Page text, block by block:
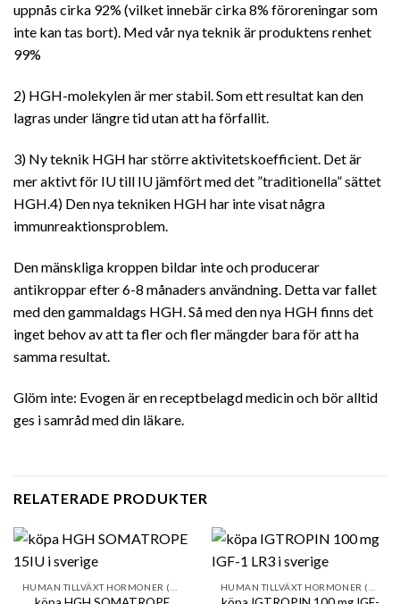
uppnås cirka 92% (vilket innebär cirka 8% föroreningar som
inte kan tas bort). Med vår nya teknik är produktens renhet
99%
2) HGH-molekylen är mer stabil. Som ett resultat kan den
lagras under längre tid utan att ha förfallit.
3) Ny teknik HGH har större aktivitetskoefficient. Det är
mer aktivt för IU till IU jämfört med det ”traditionella” sättet
HGH.4) Den nya tekniken HGH har inte visat några
immunreaktionsproblem.
Den mänskliga kroppen bildar inte och producerar
antikroppar efter 6-8 månaders användning. Detta var fallet
med den gammaldags HGH. Så med den nya HGH finns det
inget behov av att ta fler och fler mängder bara för att ha
samma resultat.
Glöm inte: Evogen är en receptbelagd medicin och bör alltid
ges i samråd med din läkare.
RELATERADE PRODUKTER